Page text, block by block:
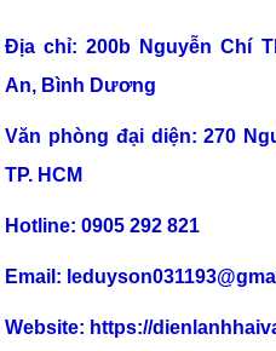
Địa chỉ: 200b Nguyễn Chí
An, Bình Dương
Văn phòng đại diện: 270
TP. HCM
Hotline: 0905 292 821
Email:
Website: https://